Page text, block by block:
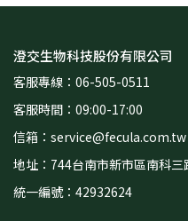
澄交生物科技股份有限公司
客服專線：06-505-0511
客服時間：09:00-17:00
信箱：service@fecula.com.tw
地址：744台南市新市區南科
統一編號：42932624